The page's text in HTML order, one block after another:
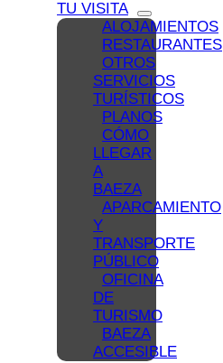
TU VISITA
ALOJAMIENTOS
RESTAURANTES
OTROS
SERVICIOS
TURÍSTICOS
PLANOS
CÓMO
LLEGAR
A
BAEZA
APARCAMIENTO
Y
TRANSPORTE
PÚBLICO
OFICINA
DE
TURISMO
BAEZA
ACCESIBLE